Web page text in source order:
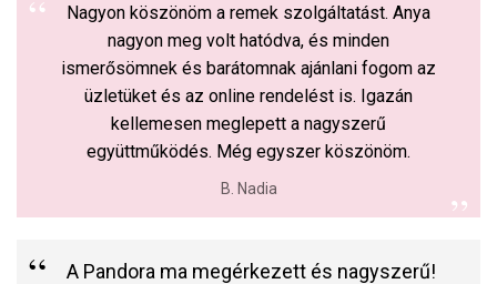
Nagyon köszönöm a remek szolgáltatást. Anya
nagyon meg volt hatódva, és minden
ismerősömnek és barátomnak ajánlani fogom az
üzletüket és az online rendelést is. Igazán
kellemesen meglepett a nagyszerű
együttműködés. Még egyszer köszönöm.
B. Nadia
A Pandora ma megérkezett és nagyszerű!